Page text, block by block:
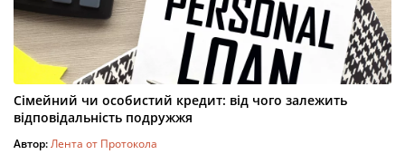
Сімейний чи особистий кредит: від чого залежить
відповідальність подружжя
Автор:Лента от Протокола